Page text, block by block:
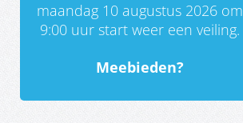
maandag 10 augustus 2026 om
9:00 uur start weer een veiling.
Meebieden?